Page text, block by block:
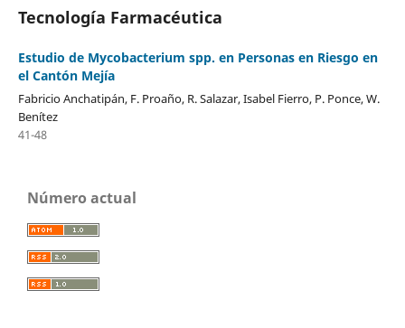
Tecnología Farmacéutica
Estudio de Mycobacterium spp. en Personas en Riesgo en
el Cantón Mejía
Fabricio Anchatipán, F. Proaño, R. Salazar, Isabel Fierro, P. Ponce, W.
Benítez
41-48
Número actual